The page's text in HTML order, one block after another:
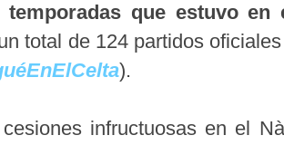
temporadas que estuvo
total de 124 partidos
).
infructuosas en el